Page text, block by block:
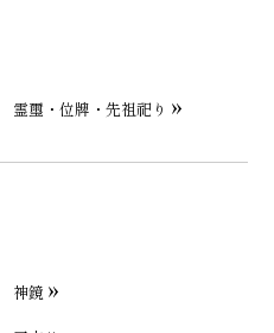
霊璽・位牌・先祖祀り
神鏡